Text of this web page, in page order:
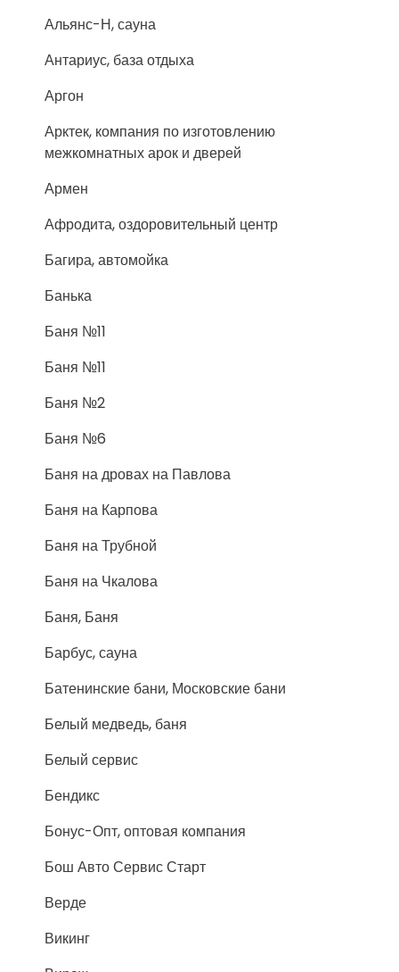
Альянс-Н, сауна
Антариус, база отдыха
Аргон
Арктек, компания по изготовлению
межкомнатных арок и дверей
Армен
Афродита, оздоровительный центр
Багира, автомойка
Банька
Баня №11
Баня №11
Баня №2
Баня №6
Баня на дровах на Павлова
Баня на Карпова
Баня на Трубной
Баня на Чкалова
Баня, Баня
Барбус, сауна
Батенинские бани, Московские бани
Белый медведь, баня
Белый сервис
Бендикс
Бонус-Опт, оптовая компания
Бош Авто Сервис Старт
Верде
Викинг